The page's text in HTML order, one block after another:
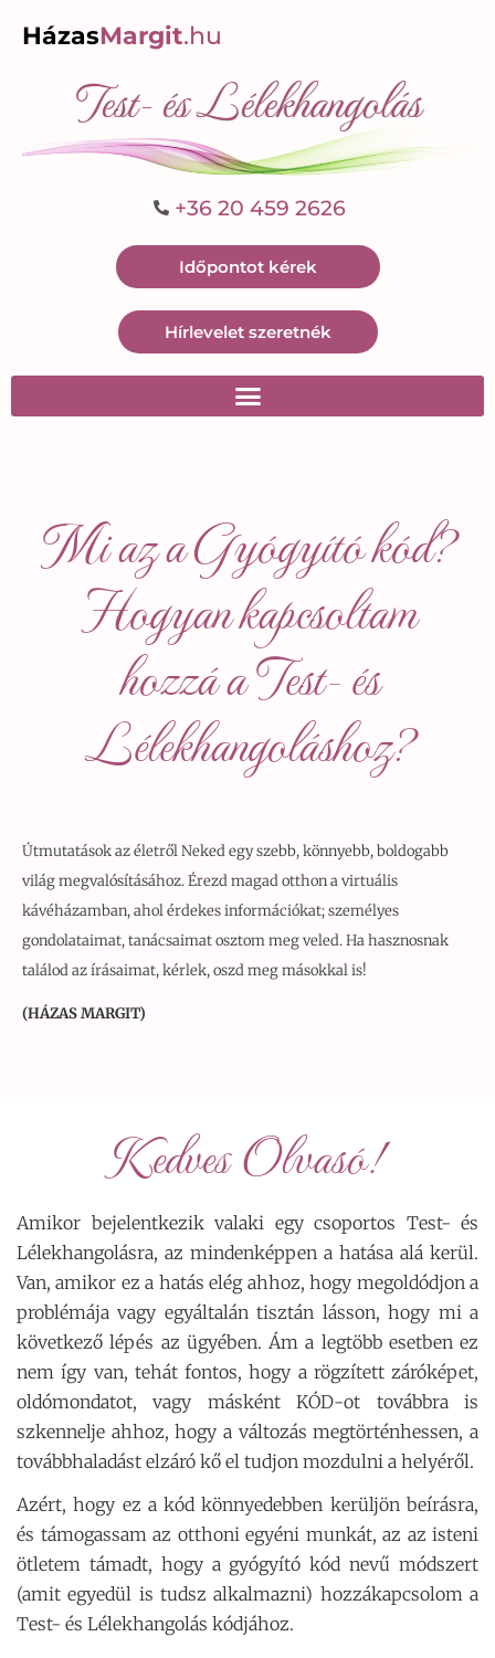
HázasMargit.hu
Test- és Lélekhangolás
+36 20 459 2626
Időpontot kérek
Hírlevelet szeretnék
Mi az a Gyógyító kód?
Hogyan kapcsoltam
hozzá a Test- és
Lélekhangoláshoz?
Útmutatások az életről Neked egy szebb, könnyebb, boldogabb
világ megvalósításához. Érezd magad otthon a virtuális
kávéházamban, ahol érdekes információkat; személyes
gondolataimat, tanácsaimat osztom meg veled. Ha hasznosnak
találod az írásaimat, kérlek, oszd meg másokkal is!
(HÁZAS MARGIT)
Kedves Olvasó!
Amikor bejelentkezik valaki egy csoportos Test- és
Lélekhangolásra, az mindenképpen a hatása alá kerül.
Van, amikor ez a hatás elég ahhoz, hogy megoldódjon a
problémája vagy egyáltalán tisztán lásson, hogy mi a
következő lépés az ügyében. Ám a legtöbb esetben ez
nem így van, tehát fontos, hogy a rögzített záróképet,
oldómondatot, vagy másként KÓD-ot továbbra is
szkennelje ahhoz, hogy a változás megtörténhessen, a
továbbhaladást elzáró kő el tudjon mozdulni a helyéről.
Azért, hogy ez a kód könnyedebben kerüljön beírásra,
és támogassam az otthoni egyéni munkát, az az isteni
ötletem támadt, hogy a gyógyító kód nevű módszert
(amit egyedül is tudsz alkalmazni) hozzákapcsolom a
Test- és Lélekhangolás kódjához.